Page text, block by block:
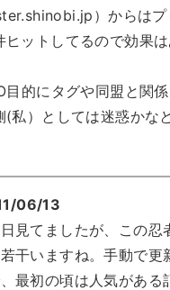
）からは
ヒットしてるので効果
目的にタグや同盟と関
(私）としては迷惑かな
06/13
見てましたが、この忍
干いますね。手動で更
最初の頃は人気がある